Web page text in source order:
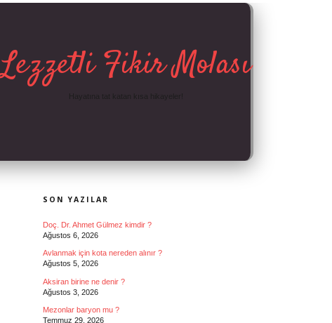
Lezzetli Fikir Molası
SIDEBAR
SON YAZILAR
Doç. Dr. Ahmet Gülmez kimdir ?
Ağustos 6, 2026
Avlanmak için kota nereden alınır ?
Ağustos 5, 2026
Aksiran birine ne denir ?
Ağustos 3, 2026
Mezonlar baryon mu ?
Temmuz 29, 2026